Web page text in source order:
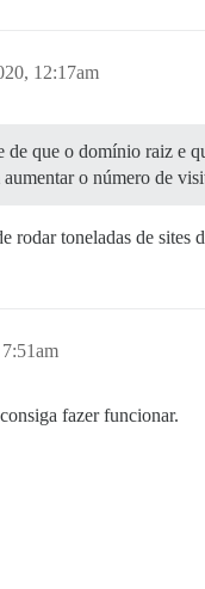
12:17am
de que o domínio raiz e
o número de
rodar toneladas de sites
fazer funcionar.